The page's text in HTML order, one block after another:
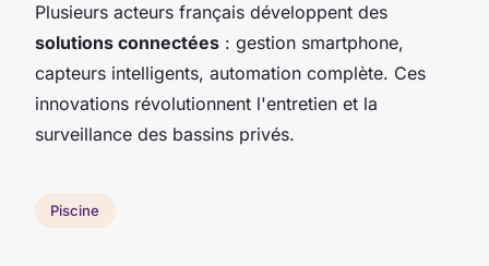
Plusieurs acteurs français développent des
solutions connectées : gestion smartphone,
capteurs intelligents, automation complète. Ces
innovations révolutionnent l'entretien et la
surveillance des bassins privés.
Piscine